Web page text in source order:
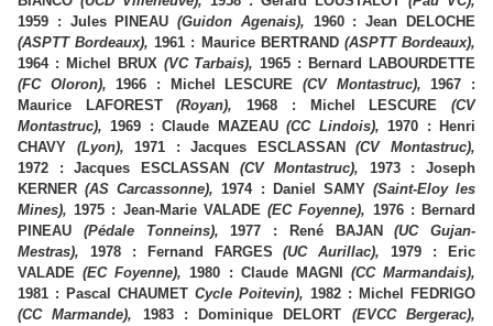
1959 : Jules PINEAU(Guidon Agenais), 1960 : Jean DELOCHE
(ASPTT Bordeaux),1961 : Maurice BERTRAND (ASPTT Bordeaux),
1964 : Michel BRUX (VC Tarbais),1965 : Bernard LABOURDETTE
(FC Oloron),1966 : Michel LESCURE(CV Montastruc),1967 :
Maurice LAFOREST(Royan),1968 : Michel LESCURE(CV
Montastruc),1969 : Claude MAZEAU(CC Lindois),1970 : Henri
CHAVY (Lyon),1971 : Jacques ESCLASSAN(CV Montastruc),
1972 : Jacques ESCLASSAN (CV Montastruc), 1973 : Joseph
KERNER(AS Carcassonne),1974 : Daniel SAMY (Saint-Eloy les
Mines),1975 : Jean-Marie VALADE(EC Foyenne), 1976 : Bernard
PINEAU (Pédale Tonneins), 1977 : René BAJAN(UC Gujan-
Mestras), 1978 : Fernand FARGES(UC Aurillac), 1979 : Eric
VALADE(EC Foyenne), 1980 : Claude MAGNI
(CC Marmandais),
1981 : Pascal CHAUMET Cycle Poitevin), 1982 : Michel FEDRIGO
(CC Marmande), 1983 : Dominique DELORT (EVCC Bergerac),